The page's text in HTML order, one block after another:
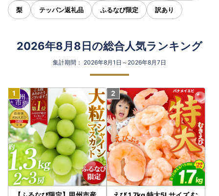
梨 テッパン返礼品 ふるなび限定 訳あり
2026年8月8日の総合人気ランキング
集計期間： 2026年8月1日～2026年8月7日